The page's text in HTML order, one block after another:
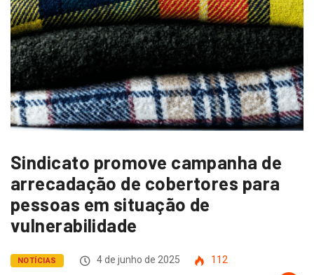
Sindicato promove campanha de
arrecadação de cobertores para
pessoas em situação de
vulnerabilidade
NOTÍCIAS 4 de junho de 2025
112